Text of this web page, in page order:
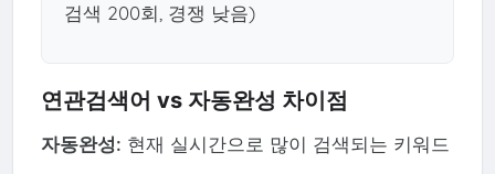
검색 200회, 경쟁 낮음)
연관검색어 vs 자동완성 차이점
자동완성: 현재 실시간으로 많이 검색되는 키워드